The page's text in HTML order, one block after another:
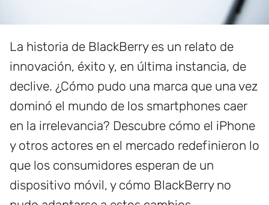
La historia de BlackBerry es un relato de
innovación, éxito y, en última instancia, de
declive. ¿Cómo pudo una marca que una vez
dominó el mundo de los smartphones caer
en la irrelevancia? Descubre cómo el iPhone
y otros actores en el mercado redefinieron lo
que los consumidores esperan de un
dispositivo móvil, y cómo BlackBerry no